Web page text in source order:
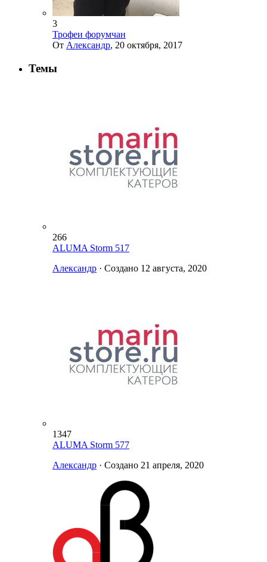
3
Трофеи форумчан
От Александр, 20 октября, 2017
Темы
266
ALUMA Storm 517
Александр · Создано 12 августа, 2020
1347
ALUMA Storm 577
Александр · Создано 21 апреля, 2020